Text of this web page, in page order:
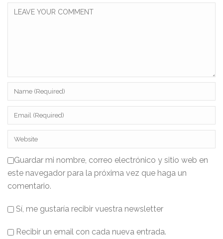
Guardar mi nombre, correo electrónico y sitio web en
este navegador para la próxima vez que haga un
comentario.
Sí, me gustaría recibir vuestra newsletter
Recibir un email con cada nueva entrada.